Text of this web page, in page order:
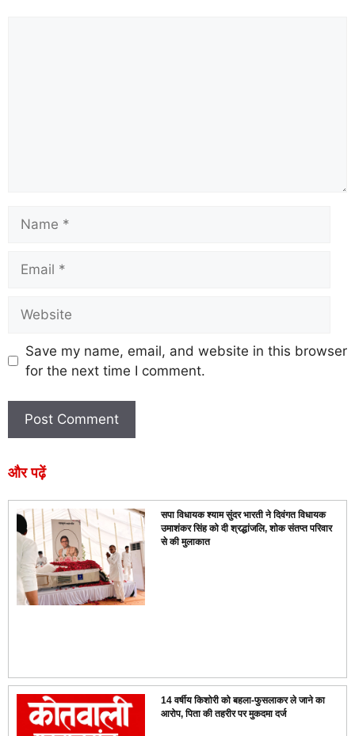
Save my name, email, and website in this browser
for the next time I comment.
और पढ़ें
सपा विधायक श्याम सुंदर भारती ने दिवंगत विधायक
उमाशंकर सिंह को दी श्रद्धांजलि, शोक संतप्त परिवार
से की मुलाकात
14 वर्षीय किशोरी को बहला-फुसलाकर ले जाने का
आरोप, पिता की तहरीर पर मुकदमा दर्ज